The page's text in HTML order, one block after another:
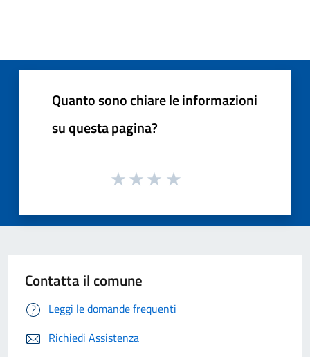
Quanto sono chiare le informazioni
su questa pagina?
Contatta il comune
Leggi le domande frequenti
Richiedi Assistenza